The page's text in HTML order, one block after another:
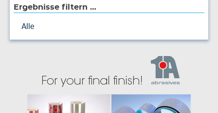
Ergebnisse filtern …
Alle